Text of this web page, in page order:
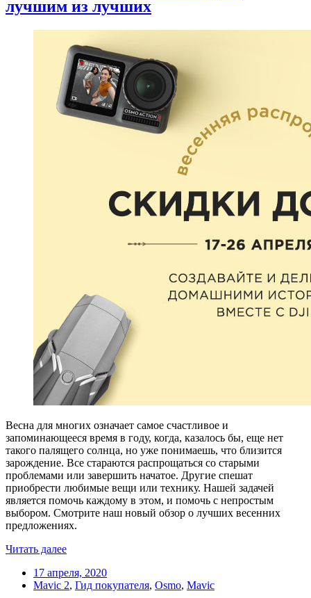
лучшим из лучших
Весна для многих означает самое счастливое и
запоминающееся время в году, когда, казалось бы, еще нет
такого палящего солнца, но уже понимаешь, что близится
зарождение. Все стараются распрощаться со старыми
проблемами или завершить начатое. Другие спешат
приобрести любимые вещи или технику. Нашей задачей
является помочь каждому в этом, и помочь с непростым
выбором. Смотрите наш новый обзор о лучших весенних
предложениях.
Читать далее
17 апреля, 2020
Mavic 2, Гид покупателя, Osmo, Mavic